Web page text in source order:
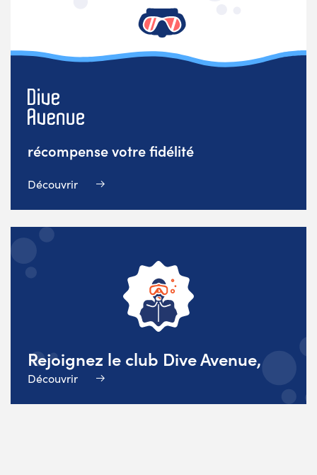
récompense votre fidélité
Découvrir
Rejoignez le club Dive Avenue,
Découvrir